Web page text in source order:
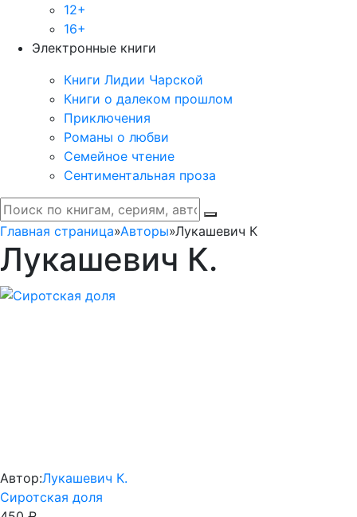
12+
16+
Электронные книги
Книги Лидии Чарской
Книги о далеком прошлом
Приключения
Романы о любви
Семейное чтение
Сентиментальная проза
Главная страница»Авторы»Лукашевич К
Лукашевич К.
Автор:Лукашевич К.
Сиротская доля